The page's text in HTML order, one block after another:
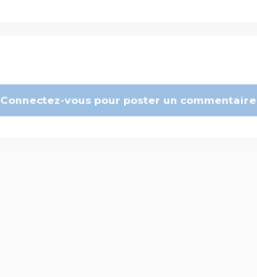
Connectez-vous pour poster un commentaire